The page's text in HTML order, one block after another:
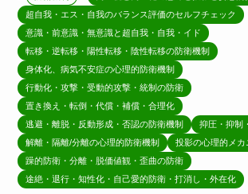
超自我・エス・自我のバランス評価のセルフチェック
意識・前意識・無意識と超自我・自我・イド
転移・逆転移・陽性転移・陰性転移の防衛機制
身体化、病気不安症の心理的防衛機制
行動化・攻撃・受動的攻撃・統制の防衛
置き換え・転倒・代償・補償・合理化
逃避・離脱・反動形成・否認の防衛機制
抑圧・抑制
解離・隔離/分離の心理的防衛機制
投影の心理的メカ
躁的防衛・分離・脱価値観・歪曲の防衛
途絶・退行・知性化・自己愛的防衛・打消し・外在化